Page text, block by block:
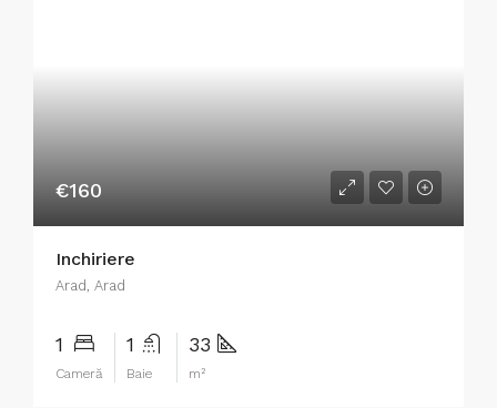
€160
Inchiriere
Arad, Arad
1
Cameră
1
Baie
33
m²